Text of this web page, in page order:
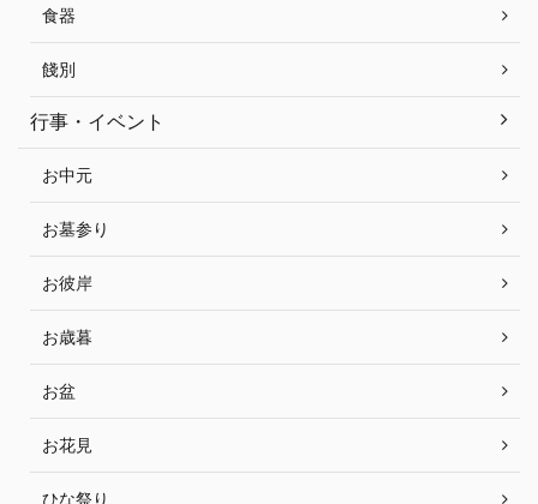
食器
餞別
行事・イベント
お中元
お墓参り
お彼岸
お歳暮
お盆
お花見
ひな祭り